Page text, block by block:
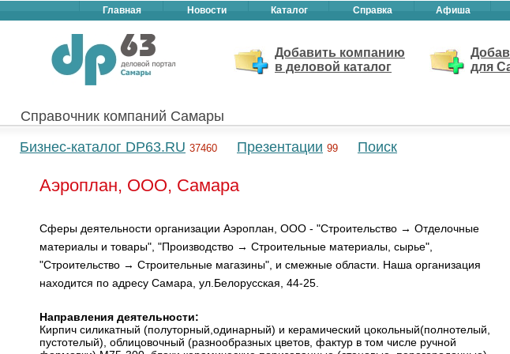
Главная Новости Каталог Справка Афиша
Добавить компанию
в деловой каталог
для
Справочник компаний Самары
Бизнес-каталог DP63.RU 37460 Презентации 99 Поиск
Аэроплан, ООО, Самара
Сферы деятельности организации Аэроплан, ООО - "Строительство → Отделочные
материалы и товары", "Производство → Строительные материалы, сырье",
"Строительство → Строительные магазины", и смежные области. Наша организация
находится по адресу Самара, ул.Белорусская, 44-25.
Направления деятельности:
Кирпич силикатный (полуторный,одинарный) и керамический цокольный(полнотелый,
пустотелый), облицовочный (разнообразных цветов, фактур в том числе ручной